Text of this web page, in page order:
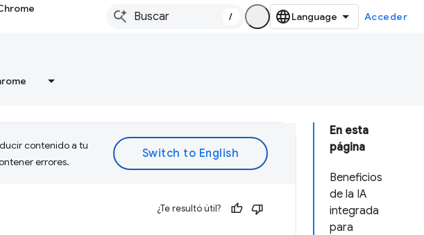
/ Acceder
En esta
página
Beneficios
de la IA
integrada
para
contenido a tu
errores.
¿Te resultó útil?